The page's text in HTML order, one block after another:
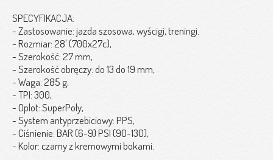
SPECYFIKACJA:
- Zastosowanie: jazda szosowa, wyścigi, treningi.
- Rozmiar: 28' (700x27c),
- Szerokość: 27 mm,
- Szerokość obręczy: do 13 do 19 mm,
- Waga: 285 g,
- TPI: 300,
- Oplot: SuperPoly,
- System antyprzebiciowy: PPS,
- Ciśnienie: BAR (6-9) PSI (90-130),
- Kolor: czarny z kremowymi bokami.